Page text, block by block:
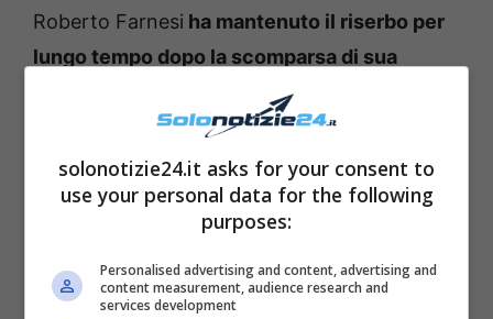
Roberto Farnesi ha mantenuto il riserbo per
lungo tempo dopo la scomparsa di sua
. Un lutto che l’ha
ovviamente colpito nel profondo e ha lasciato
cicatrici indelebili nella sua anima.
solonotizie24.it asks for your consent to
use your personal data for the following
purposes:
Personalised advertising and content, advertising and
content measurement, audience research and
services development